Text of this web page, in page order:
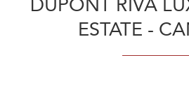
ESTATE -